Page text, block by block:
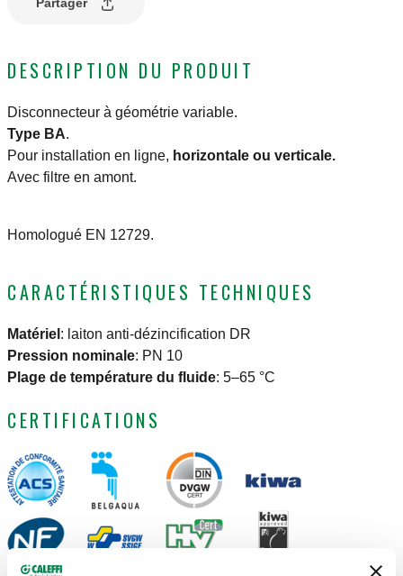
Partager
DESCRIPTION DU PRODUIT
Disconnecteur à géométrie variable.
Type BA.
Pour installation en ligne, horizontale ou verticale.
Avec filtre en amont.
Homologué EN 12729.
CARACTÉRISTIQUES TECHNIQUES
Matériel : laiton anti-dézincification DR
Pression nominale: PN 10
Plage de température du fluide: 5–65 °C
CERTIFICATIONS